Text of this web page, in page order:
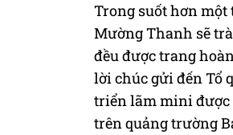
Trong suốt hơn một
Mường Thanh sẽ
đều được trang
lời chúc gửi đến Tổ
triển lãm mini được
trên quảng trường